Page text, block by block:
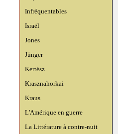
Infréquentables
Israël
Jones
Jünger
Kertész
Krasznahorkai
Kraus
L'Amérique en guerre
La Littérature à contre-nuit